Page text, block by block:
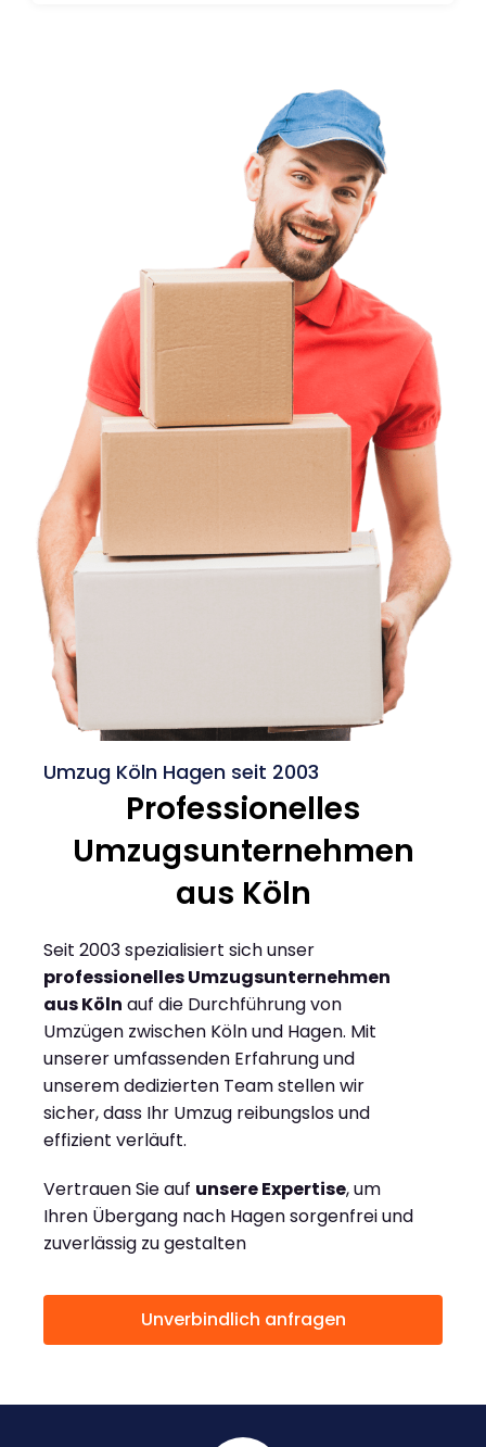
Umzug Köln Hagen seit 2003
Professionelles
Umzugsunternehmen
aus Köln
Seit 2003 spezialisiert sich unser
professionelles Umzugsunternehmen
aus Köln auf die Durchführung von
Umzügen zwischen Köln und Hagen. Mit
unserer umfassenden Erfahrung und
unserem dedizierten Team stellen wir
sicher, dass Ihr Umzug reibungslos und
effizient verläuft.
Vertrauen Sie auf unsere Expertise, um
Ihren Übergang nach Hagen sorgenfrei und
zuverlässig zu gestalten
Unverbindlich anfragen